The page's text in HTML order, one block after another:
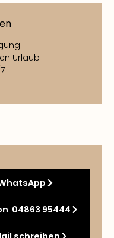
Urlaub
04863 95444